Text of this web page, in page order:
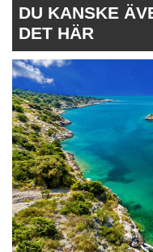
DU KANSKE
DET HÄR